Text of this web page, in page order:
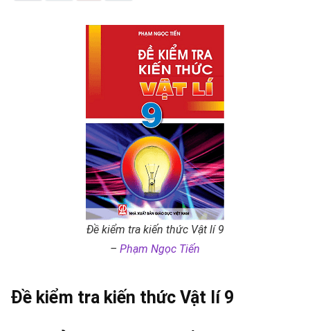
Đề kiểm tra kiến thức Vật lí 9
– Phạm Ngọc Tiến
Đề kiểm tra kiến thức Vật lí 9